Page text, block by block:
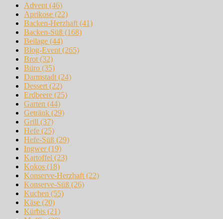
Advent (46)
Aprikose (22)
Backen-Herzhaft (41)
Backen-Süß (168)
Beilage (44)
Blog-Event (265)
Brot (32)
Büro (35)
Darmstadt (24)
Dessert (22)
Erdbeere (25)
Garten (44)
Getränk (29)
Grill (37)
Hefe (25)
Hefe-Süß (29)
Ingwer(19)
Kartoffel (23)
Kokos (18)
Konserve-Herzhaft (22)
Konserve-Süß (26)
Kuchen (55)
Käse (20)
Kürbis (21)